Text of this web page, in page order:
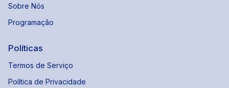
Sobre Nós
Programação
Políticas
Termos de Serviço
Política de Privacidade